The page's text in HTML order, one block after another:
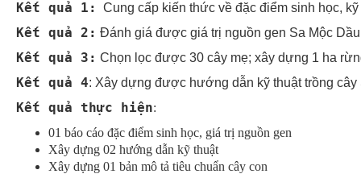
Kết quả 1:
Cung cấp kiến thức về đặc điểm sinh học,
Kết quả 2: Đánh giá được giá trị nguồn gen Sa Mộc Dầu
Kết quả 3: Chọn lọc được 30 cây mẹ; xây dựng 1 ha
Kết quả 4: Xây dựng được hướng dẫn kỹ thuật trồng cây
Kết quả thực hiện:
01 báo cáo đặc điểm sinh học, giá trị nguồn gen
Xây dựng 02 hướng dẫn kỹ thuật
Xây dựng 01 bản mô tả tiêu chuẩn cây con